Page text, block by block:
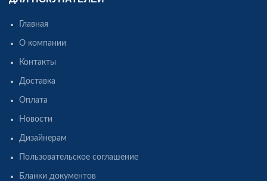
Главная
О компании
Контакты
Доставка
Оплата
Новости
Дизайнерам
Пользовательское соглашение
Бланки документов